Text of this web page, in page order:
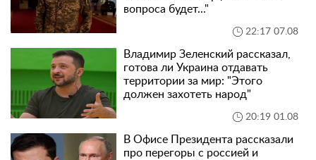
вопроса будет..."
22:17 07.08
Владимир Зеленский рассказал,
готова ли Украина отдавать
территории за мир: "Этого
должен захотеть народ"
20:19 01.08
В Офисе Президента рассказали
про перегоры с россией и